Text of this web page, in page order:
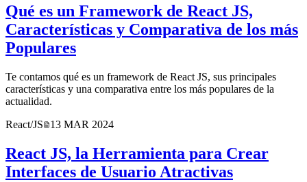
Qué es un Framework de React JS,
Características y Comparativa de los más
Populares
Te contamos qué es un framework de React JS, sus principales
características y una comparativa entre los más populares de la
actualidad.
React/JS
13 MAR 2024
React JS, la Herramienta para Crear
Interfaces de Usuario Atractivas